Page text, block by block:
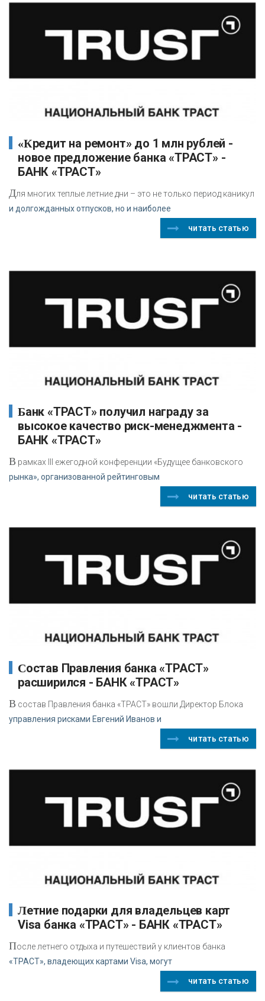
«Кредит на ремонт» до 1 млн рублей -
новое предложение банка «ТРАСТ» -
БАНК «ТРАСТ»
Для многих теплые летние дни – это не только период каникул
и долгожданных отпусков, но и наиболее
читать статью
Банк «ТРАСТ» получил награду за
высокое качество риск-менеджмента -
БАНК «ТРАСТ»
В рамках III ежегодной конференции «Будущее банковского
рынка», организованной рейтинговым
читать статью
Состав Правления банка «ТРАСТ»
расширился - БАНК «ТРАСТ»
В состав Правления банка «ТРАСТ» вошли Директор Блока
управления рисками Евгений Иванов и
читать статью
Летние подарки для владельцев карт
Visa банка «ТРАСТ» - БАНК «ТРАСТ»
После летнего отдыха и путешествий у клиентов банка
«ТРАСТ», владеющих картами Visa, могут
читать статью